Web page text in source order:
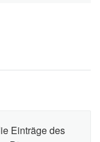
Einträge des